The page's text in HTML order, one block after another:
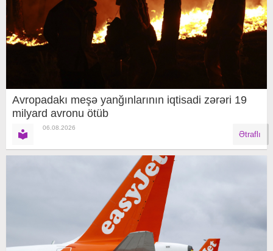
Avropadakı meşə yanğınlarının iqtisadi zərəri 19
milyard avronu ötüb
06.08.2026
Ətraflı